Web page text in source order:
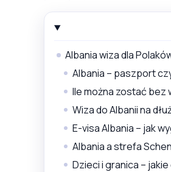
Albania wiza dla
Albania – paszport
Ile można zostać bez
Wiza do Albanii na
E-visa Albania – jak
Albania a strefa
Dzieci i granica –